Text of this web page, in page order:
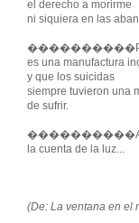
el derecho a morirme
ni siquiera en las
����������Por
es una manufactura
y que los suicidas
siempre tuvieron una
de sufrir.
la cuenta de la luz...
(De: La ventana en el